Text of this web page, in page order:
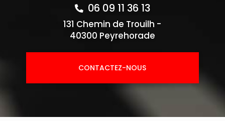
06 09 11 36 13
131 Chemin de Trouilh -
40300 Peyrehorade
CONTACTEZ-NOUS